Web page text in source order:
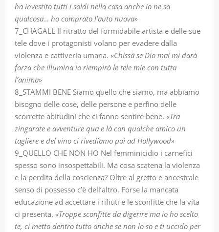
ha investito tutti i soldi nella casa anche io ne so
qualcosa… ho comprato l’auto nuova»
7_CHAGALL Il ritratto del formidabile artista e delle sue
tele dove i protagonisti volano per evadere dalla
violenza e cattiveria umana.«Chissà se Dio mai mi darà
forza che illumina io riempirò le tele mie con tutta
l’anima»
8_STAMMI BENE Siamo quello che siamo, ma abbiamo
bisogno delle cose, delle persone e perfino delle
scorrette abitudini che ci fanno sentire bene.«Tra
zingarate e avventure qua e là con qualche amico un
tagliere e del vino ci rivediamo poi ad Hollywood»
9_QUELLO CHE NON HO Nel femminicidio i carnefici
spesso sono insospettabili. Ma cosa scatena la violenza
e la perdita della coscienza? Oltre al gretto e ancestrale
senso di possesso c’è dell’altro. Forse la mancata
educazione ad accettare i rifiuti e le sconfitte che la vita
ci presenta.«Troppe sconfitte da digerire ma io ho scelto
te, ci metto dentro tutto anche se non lo so e ti uccido per